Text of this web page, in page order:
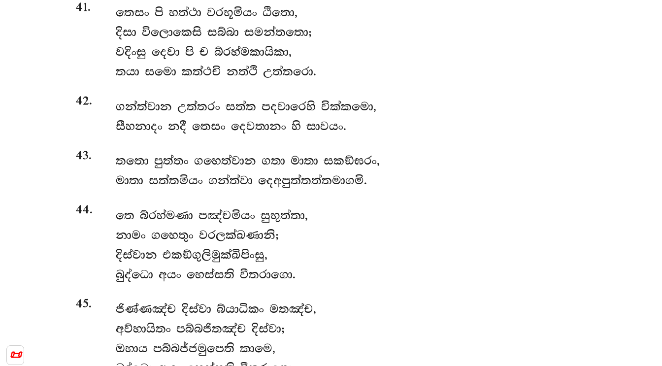
📜
41.
තෙසං පි හත්ථා වරභූමියං ඨිතො,
දිසා විලොකෙසි සබ්බා සමන්තතො;
වදිංසු දෙවා පි ච බ්රහ්මකායිකා,
තයා සමො කත්ථචි නත්ථි උත්තරො.
42.
ගන්ත්වාන උත්තරං සත්ත පදවාරෙහි වික්කමො,
සීහනාදං නදී තෙසං දෙවතානං හි සාවයං.
43.
තතො පුත්තං ගහෙත්වාන ගතා මාතා සකඞ්ඝරං,
මාතා සත්තමියං ගන්ත්වා දෙඅපුත්තත්තමාගමි.
44.
තෙ බ්රහ්මණා පඤ්චමියං සුභුත්තා,
නාමං ගහෙතුං වරලක්ඛණානි;
දිස්වාන එකඞ්ගුලිමුක්ඛිපිංසු,
බුද්ධො අයං හෙස්සති වීතරාගො.
45.
ජිණ්ණඤ්ච දිස්වා බ්යාධිකං මතඤ්ච,
අව්හායිතං පබ්බජිතඤ්ච දිස්වා;
ඔහාය පබ්බජ්ජමුපෙති කාමෙ,